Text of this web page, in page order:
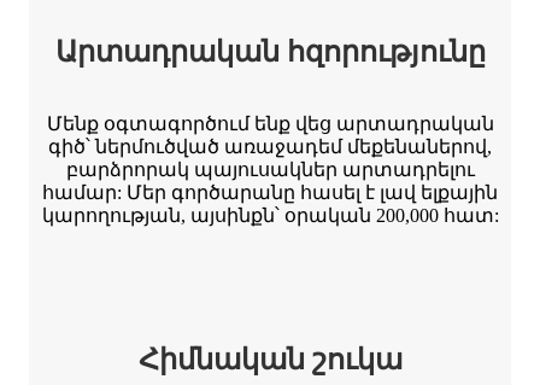
Արտադրական հզորությունը
Մենք օգտագործում ենք վեց արտադրական
գիծ՝ ներմուծված առաջադեմ մեքենաներով,
բարձրորակ պայուսակներ արտադրելու
համար: Մեր գործարանը հասել է լավ ելքային
կարողության, այսինքն՝ օրական 200,000 հատ:
Հիմնական շուկա